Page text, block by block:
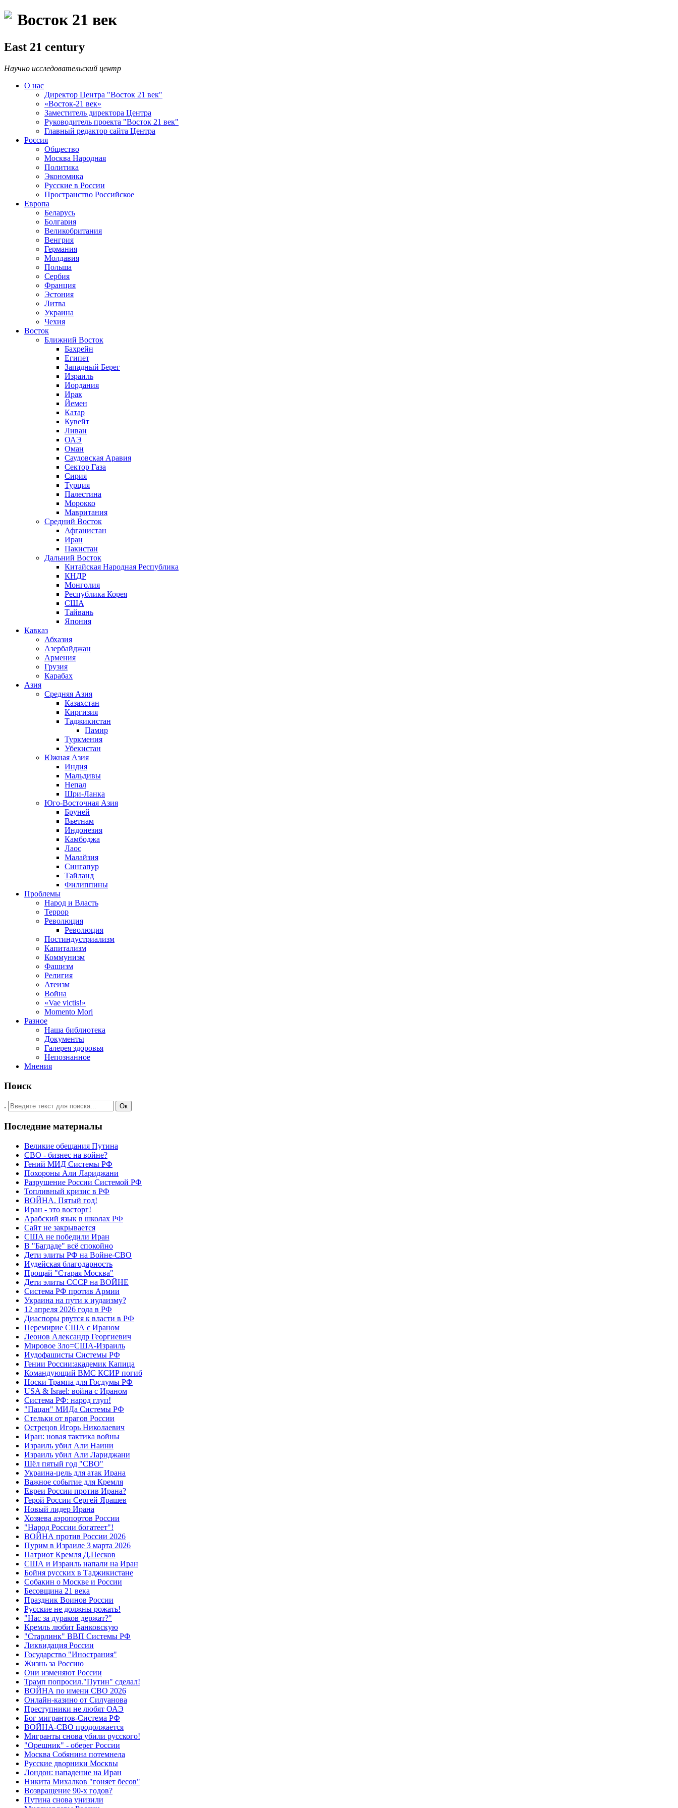
Восток 21 век
East 21 century
Научно исследовательский центр
О нас
Директор Центра "Восток 21 век"
«Восток-21 век»
Заместитель директора Центра
Руководитель проекта "Восток 21 век"
Главный редактор сайта Центра
Россия
Общество
Москва Народная
Политика
Экономика
Русские в России
Пространство Российское
Европа
Беларусь
Болгария
Великобритания
Венгрия
Германия
Молдавия
Польша
Сербия
Франция
Эстония
Литва
Украина
Чехия
Восток
Ближний Восток
Бахрейн
Египет
Западный Берег
Израиль
Иордания
Ирак
Йемен
Катар
Кувейт
Ливан
ОАЭ
Оман
Саудовская Аравия
Сектор Газа
Сирия
Турция
Палестина
Морокко
Мавритания
Средний Восток
Афганистан
Иран
Пакистан
Дальний Восток
Китайская Народная Республика
КНДР
Монголия
Республика Корея
США
Тайвань
Япония
Кавказ
Абхазия
Азербайджан
Армения
Грузия
Карабах
Азия
Средняя Азия
Казахстан
Киргизия
Таджикистан
Памир
Туркмения
Убекистан
Южная Азия
Индия
Мальдивы
Непал
Шри-Ланка
Юго-Восточная Азия
Бруней
Вьетнам
Индонезия
Камбоджа
Лаос
Малайзия
Сингапур
Тайланд
Филиппины
Проблемы
Народ и Власть
Террор
Революция
Революция
Постиндустриализм
Капитализм
Коммунизм
Фашизм
Религия
Атеизм
Война
«Vae victis!»
Momento Mori
Разное
Наша библиотека
Документы
Галерея здоровья
Непознанное
Мнения
Поиск
. Ок
Последние материалы
Великие обещания Путина
СВО - бизнес на войне?
Гений МИД Системы РФ
Похороны Али Лариджани
Разрушение России Системой РФ
Топливный кризис в РФ
ВОЙНА. Пятый год!
Иран - это восторг!
Арабский язык в школах РФ
Сайт не закрывается
США не победили Иран
В "Багдаде" всё спокойно
Дети элиты РФ на Войне-СВО
Иудейская благодарность
Прощай "Старая Москва"
Дети элиты СССР на ВОЙНЕ
Система РФ против Армии
Украина на пути к иудаизму?
12 апреля 2026 года в РФ
Диаспоры рвутся к власти в РФ
Перемирие США с Ираном
Леонов Александр Георгиевич
Мировое Зло=США-Израиль
Иудофашисты Системы РФ
Гении России:академик Капица
Командующий ВМС КСИР погиб
Носки Трампа для Госдумы РФ
USA & Israel: война с Ираном
Система РФ: народ глуп!
"Пацан" МИДа Системы РФ
Стельки от врагов России
Острецов Игорь Николаевич
Иран: новая тактика войны
Израиль убил Али Наини
Израиль убил Али Лариджани
Шёл пятый год "СВО"
Украина-цель для атак Ирана
Важное событие для Кремля
Евреи России против Ирана?
Герой России Сергей Ярашев
Новый лидер Ирана
Хозяева аэропортов России
"Народ России богатеет"!
ВОЙНА против России 2026
Пурим в Израиле 3 марта 2026
Патриот Кремля Д.Песков
США и Израиль напали на Иран
Бойня русских в Таджикистане
Собакин о Москве и России
Бесовщина 21 века
Праздник Воинов России
Русские не должны рожать!
"Нас за дураков держат?"
Кремль любит Банковскую
"Старлинк" ВВП Системы РФ
Ликвидация России
Государство "Инострания"
Жизнь за Россию
Они изменяют России
Трамп попросил."Путин" сделал!
ВОЙНА по имени СВО 2026
Онлайн-казино от Силуанова
Преступники не любят ОАЭ
Бог мигрантов-Система РФ
ВОЙНА-СВО продолжается
Мигранты снова убили русского!
"Орешник" - оберег России
Москва Собянина потемнела
Русские дворники Москвы
Лондон: нападение на Иран
Никита Михалков "гоняет бесов"
Возвращение 90-х годов?
Путина снова унизили